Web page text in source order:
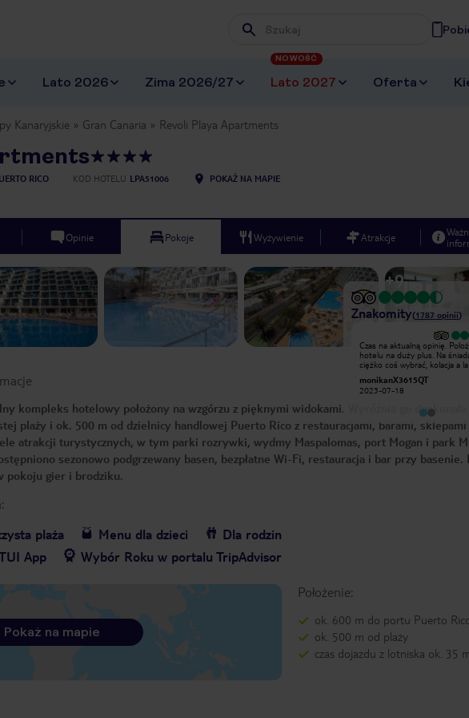
Wpisz frazę, której szukasz
Lato 2026 Zima 2026/27 Lato 2027
NOWOŚĆ
Oferta
Kanaryjskie Gran Canaria Revoli Playa Apartments
RICO KOD HOTELU LPA51006 POKAŻ NA MAPIE
Opinie Pokoje Wyżywienie Atrakcje
+9
Znakomity(1787 opinii)
Jak dla mnie czlowiek na wakacjach
honorowo, ukradną tylko część
twoich pieniędzy. Hotel oraz obsługa
(za wyjątkiem pokojówek) na
wysokim poziomie.
Czas na aktualną opinię.
hotelu na duży plus. Na
ciężko coś wybrać, kolacja a la
średnia i zdecydowanie za mało
obslugi. Czystość ogólnie w
monikanX3615QT
2023-07-18
kompleks hotelowy położony na wzgórzu z pięknymi widokami. Wyróżnia go doskonała
plaży i ok. 500 m od dzielnicy handlowej Puerto Rico z restauracjami, barami, sklepami
atrakcji turystycznych, w tym parki rozrywki, wydmy Maspalomas, port Mogan i park
sezonowo podgrzewany basen, bezpłatne Wi-Fi, restauracja i bar przy basenie.
pokoju gier i brodziku.
plaża Menu dla dzieci
Dla rodzin
App
Wybór Roku w portalu TripAdvisor
Położenie:
ok. 600 m do portu Puerto
ok. 500 m od plaży
czas dojazdu z lotniska ok. 35
Pokaż na mapie